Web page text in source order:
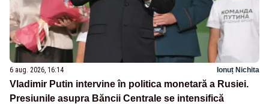
6 aug. 2026, 16:14 Ionuț Nichita
Vladimir Putin intervine în politica monetară a Rusiei.
Presiunile asupra Băncii Centrale se intensifică